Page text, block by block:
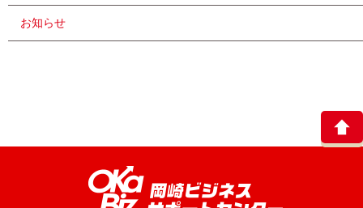
お知らせ